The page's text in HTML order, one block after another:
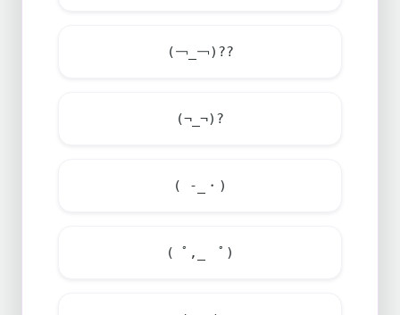
(￢_￢)??
(¬_¬)?
( -_・)
( ﾟ,_ゝﾟ)